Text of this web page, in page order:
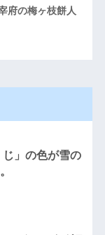
府の梅ヶ枝餅人
」の色が雪の